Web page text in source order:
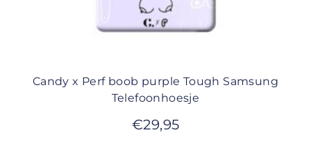
Candy x Perf boob purple Tough Samsung
Telefoonhoesje
€29,95